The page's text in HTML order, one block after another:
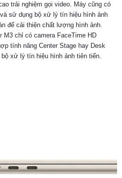
trải nghiệm gọi video. Máy cũng có
sử dụng bộ xử lý tín hiệu hình ảnh
để cải thiện chất lượng hình ảnh.
M3 chỉ có camera FaceTime HD
tính năng Center Stage hay Desk
xử lý tín hiệu hình ảnh tiên tiến.